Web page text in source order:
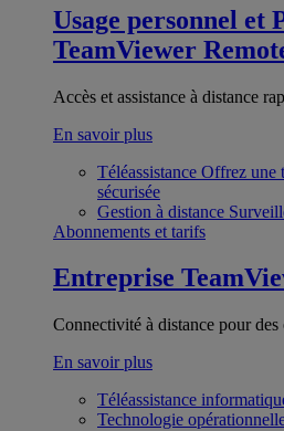
Usage personnel et
TeamViewer
Accès et assistance à distance
En savoir plus
Téléassistance Offrez une
sécurisée
Gestion à distance
Abonnements et tarifs
Entreprise
Connectivité à distance pour des
En savoir plus
Téléassistance
Technologie